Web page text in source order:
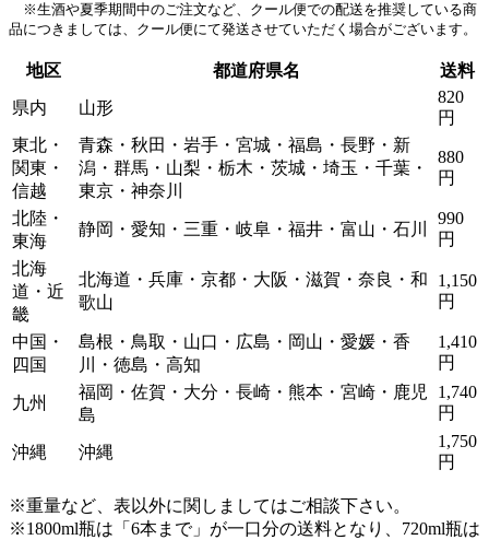
※生酒や夏季期間中のご注文など、クール便での配送を推奨している商
品につきましては、クール便にて発送させていただく場合がございます。
地区 都道府県名
送料
県内
山形
820
円
東北・
関東・
信越
青森・秋田・岩手・宮城・福島・長野・新
潟・群馬・山梨・栃木・茨城・埼玉・千葉・
東京・神奈川
880
円
北陸・
東海
静岡・愛知・三重・岐阜・福井・富山・石川
990
円
北海
道・近
畿
北海道・兵庫・京都・大阪・滋賀・奈良・和
歌山
1,150
円
中国・
四国
島根・鳥取・山口・広島・岡山・愛媛・香
川・徳島・高知
1,410
円
九州
福岡・佐賀・大分・長崎・熊本・宮崎・鹿児
島
1,740
円
沖縄 沖縄
1,750
円
※重量など、表以外に関しましてはご相談下さい。
※1800ml瓶は「6本まで」が一口分の送料となり、720ml瓶は